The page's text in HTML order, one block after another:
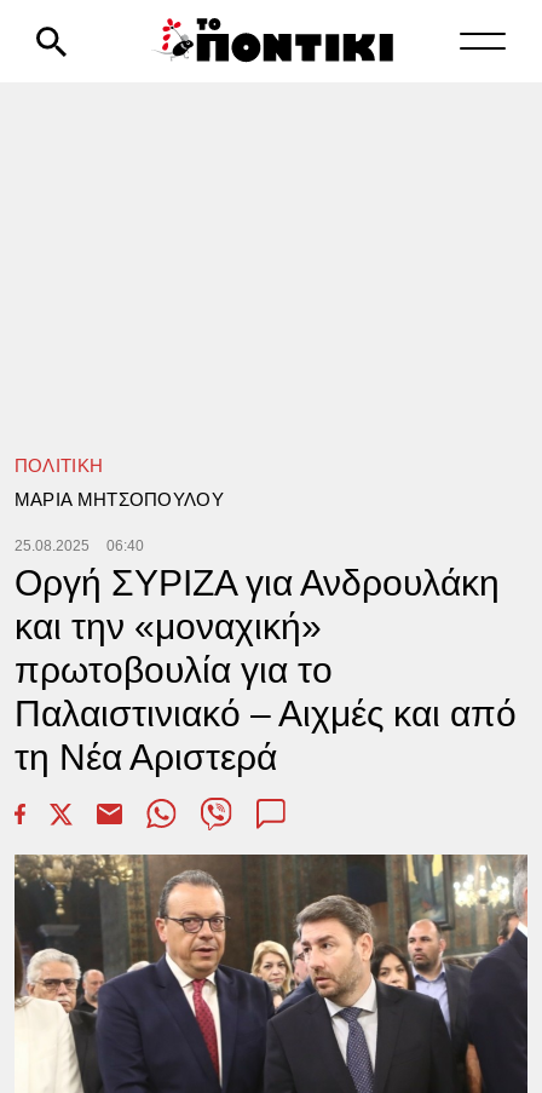
ΠΟΛΙΤΙΚΗ
ΜΑΡΙΑ ΜΗΤΣΟΠΟΥΛΟΥ
25.08.2025 06:40
Οργή ΣΥΡΙΖΑ για Ανδρουλάκη
και την «μοναχική»
πρωτοβουλία για το
Παλαιστινιακό – Αιχμές και από
τη Νέα Αριστερά